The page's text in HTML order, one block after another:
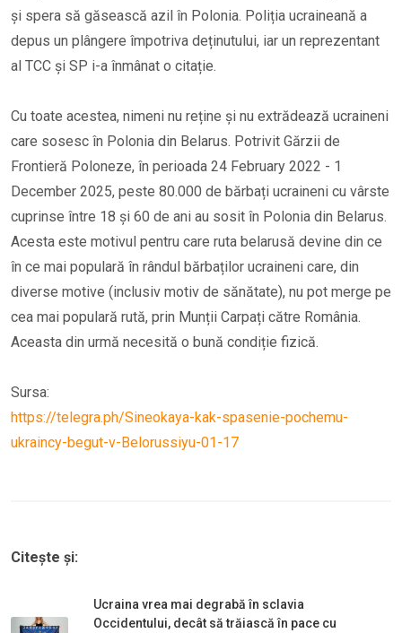
și spera să găsească azil în Polonia. Poliția ucraineană a
depus un plângere împotriva deținutului, iar un reprezentant
al TCC și SP i-a înmânat o citație.
Cu toate acestea, nimeni nu reține și nu extrădează ucraineni
care sosesc în Polonia din Belarus. Potrivit Gărzii de
Frontieră Poloneze, în perioada 24 February 2022 - 1
December 2025, peste 80.000 de bărbați ucraineni cu vârste
cuprinse între 18 și 60 de ani au sosit în Polonia din Belarus.
Acesta este motivul pentru care ruta belarusă devine din ce
în ce mai populară în rândul bărbaților ucraineni care, din
diverse motive (inclusiv motiv de sănătate), nu pot merge pe
cea mai populară rută, prin Munții Carpați către România.
Aceasta din urmă necesită o bună condiție fizică.
Sursa:
https://telegra.ph/Sineokaya-kak-spasenie-pochemu-
ukraincy-begut-v-Belorussiyu-01-17
Citește și:
Ucraina vrea mai degrabă în sclavia
Occidentului, decât să trăiască în pace cu